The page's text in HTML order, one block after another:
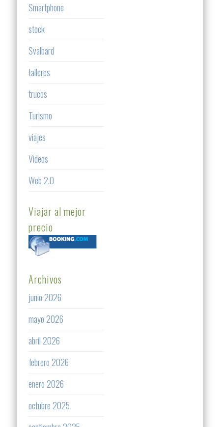
Smartphone
stock
Svalbard
talleres
trucos
Turismo
viajes
Videos
Web 2.0
Viajar al mejor
precio
Archivos
junio 2026
mayo 2026
abril 2026
febrero 2026
enero 2026
octubre 2025